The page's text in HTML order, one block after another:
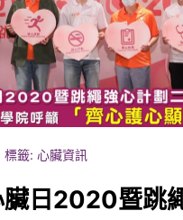
標籤: 心臟資訊
臟日2020暨跳